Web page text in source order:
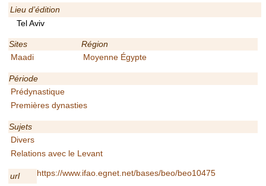
Lieu d’édition
Tel Aviv
Sites
Région
Maadi
Moyenne Égypte
Période
Prédynastique
Premières dynasties
Sujets
Divers
Relations avec le Levant
url https://www.ifao.egnet.net/bases/beo/beo10475